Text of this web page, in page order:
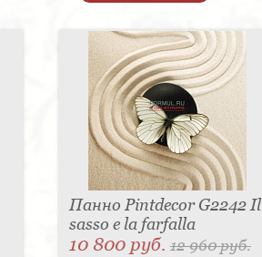
Панно Pintdecor G2242 Il
sasso e la farfalla
10 800 руб. 12 960 руб.